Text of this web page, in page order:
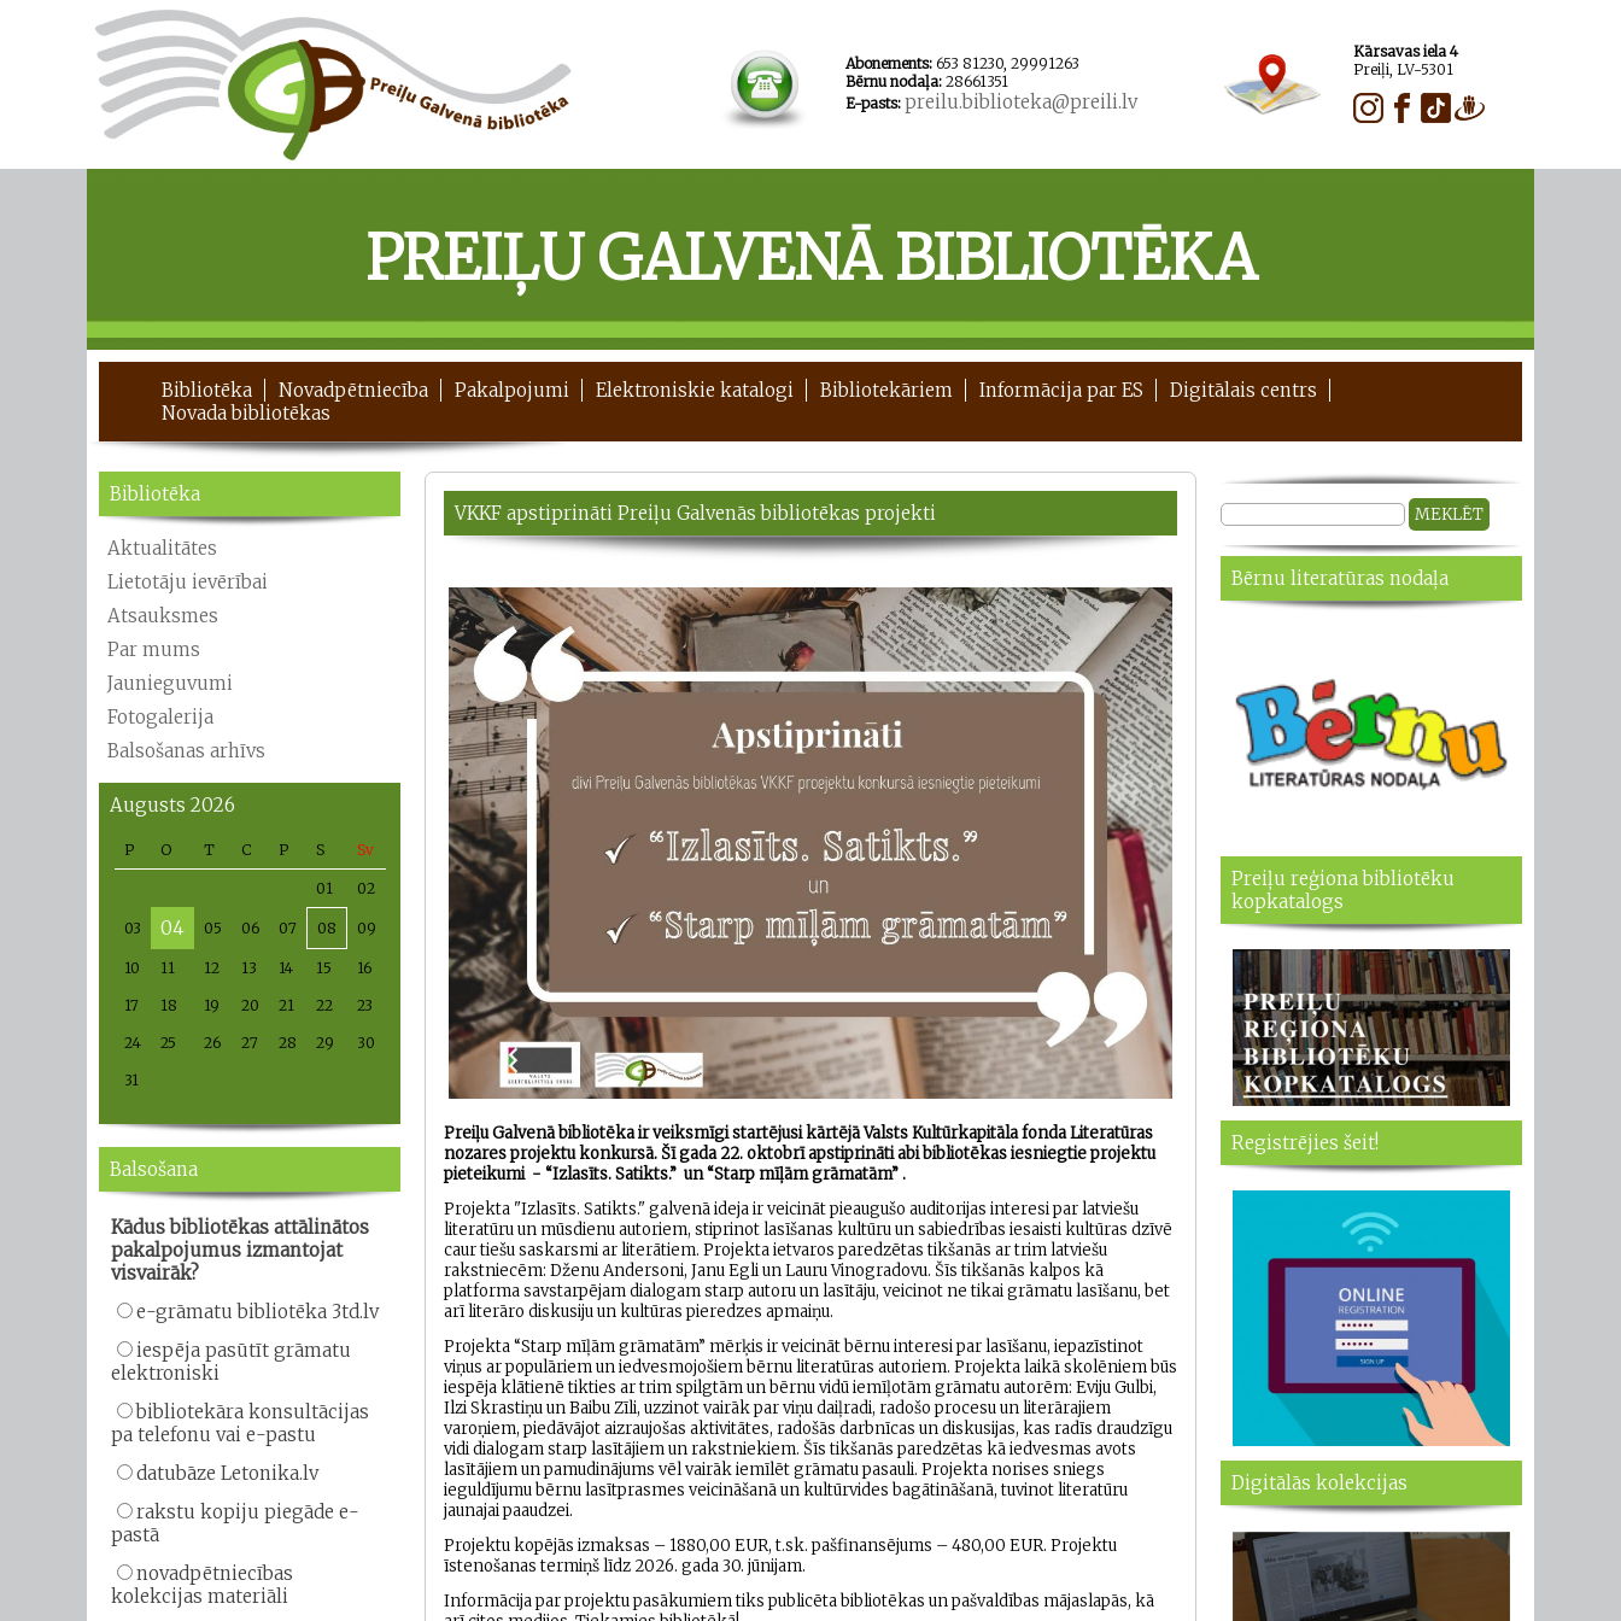
Abonements: 653 81230, 29991263
Bērnu nodaļa: 28661351
E-pasts: preilu.biblioteka@preili.lv
Kārsavas iela 4
Preiļi, LV-5301
PREIĻU GALVENĀ BIBLIOTĒKA
Bibliotēka Novadpētniecība Pakalpojumi Elektroniskie katalogi Bibliotekāriem Informācija par ES
Digitālais centrs
Novada bibliotēkas
Bibliotēka
Aktualitātes
Lietotāju ievērībai
Atsauksmes
Par mums
Jaunieguvumi
Fotogalerija
Balsošanas arhīvs
Augusts 2026
P O T C P S Sv
01 02
03 04 05 06 07 08 09
10 11 12 13 14 15 16
17 18 19 20 21 22 23
24 25 26 27 28 29 30
31
Balsošana
Kādus bibliotēkas attālinātos
pakalpojumus izmantojat
visvairāk?
e-grāmatu bibliotēka 3td.lv
iespēja pasūtīt grāmatu
elektroniski
bibliotekāra konsultācijas
pa telefonu vai e-pastu
datubāze Letonika.lv
rakstu kopiju piegāde e-
pastā
novadpētniecības
kolekcijas materiāli
VKKF apstiprināti Preiļu Galvenās bibliotēkas projekti
Preiļu Galvenā bibliotēka ir veiksmīgi startējusi kārtējā Valsts Kultūrkapitāla fonda Literatūras
nozares projektu konkursā. Šī gada 22. oktobrī apstiprināti abi bibliotēkas iesniegtie projektu
pieteikumi - “Izlasīts. Satikts.” un “Starp mīļām grāmatām” .
Projekta "Izlasīts. Satikts." galvenā ideja ir veicināt pieaugušo auditorijas interesi par latviešu
literatūru un mūsdienu autoriem, stiprinot lasīšanas kultūru un sabiedrības iesaisti kultūras dzīvē
caur tiešu saskarsmi ar literātiem. Projekta ietvaros paredzētas tikšanās ar trim latviešu
rakstniecēm: Dženu Andersoni, Janu Egli un Lauru Vinogradovu. Šīs tikšanās kalpos kā
platforma savstarpējam dialogam starp autoru un lasītāju, veicinot ne tikai grāmatu lasīšanu, bet
arī literāro diskusiju un kultūras pieredzes apmaiņu.
Projekta “Starp mīļām grāmatām” mērķis ir veicināt bērnu interesi par lasīšanu, iepazīstinot
viņus ar populāriem un iedvesmojošiem bērnu literatūras autoriem. Projekta laikā skolēniem būs
iespēja klātienē tikties ar trim spilgtām un bērnu vidū iemīļotām grāmatu autorēm: Eviju Gulbi,
Ilzi Skrastiņu un Baibu Zīli, uzzinot vairāk par viņu daiļradi, radošo procesu un literārajiem
varoņiem, piedāvājot aizraujošas aktivitātes, radošās darbnīcas un diskusijas, kas radīs draudzīgu
vidi dialogam starp lasītājiem un rakstniekiem. Šīs tikšanās paredzētas kā iedvesmas avots
lasītājiem un pamudinājums vēl vairāk iemīlēt grāmatu pasauli. Projekta norises sniegs
ieguldījumu bērnu lasītprasmes veicināšanā un kultūrvides bagātināšanā, tuvinot literatūru
jaunajai paaudzei.
Projektu kopējās izmaksas – 1880,00 EUR, t.sk. pašfinansējums – 480,00 EUR. Projektu
īstenošanas termiņš līdz 2026. gada 30. jūnijam.
Informācija par projektu pasākumiem tiks publicēta bibliotēkas un pašvaldības mājaslapās, kā
Bērnu literatūras nodaļa
Preiļu reģiona bibliotēku
kopkatalogs
Registrējies šeit!
Digitālās kolekcijas